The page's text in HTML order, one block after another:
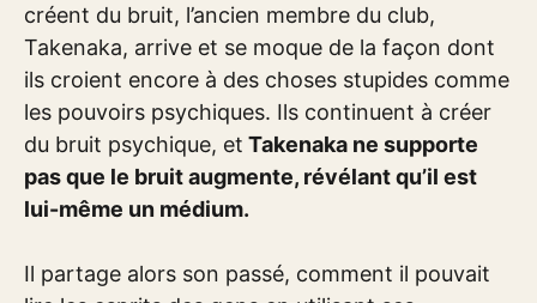
créent du bruit, l’ancien membre du club,
Takenaka, arrive et se moque de la façon dont
ils croient encore à des choses stupides comme
les pouvoirs psychiques. Ils continuent à créer
du bruit psychique, et Takenaka ne supporte
pas que le bruit augmente, révélant qu’il est
lui-même un médium.
Il partage alors son passé, comment il pouvait